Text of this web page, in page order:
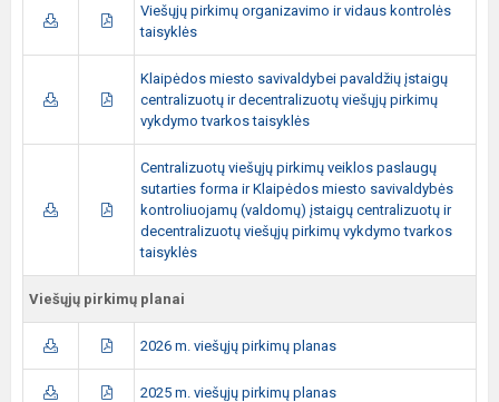
Viešųjų pirkimų organizavimo ir vidaus kontrolės
taisyklės
Klaipėdos miesto savivaldybei pavaldžių įstaigų
centralizuotų ir decentralizuotų viešųjų pirkimų
vykdymo tvarkos taisyklės
Centralizuotų viešųjų pirkimų veiklos paslaugų
sutarties forma ir Klaipėdos miesto savivaldybės
kontroliuojamų (valdomų) įstaigų centralizuotų ir
decentralizuotų viešųjų pirkimų vykdymo tvarkos
taisyklės
Viešųjų pirkimų planai
2026 m. viešųjų pirkimų planas
2025 m. viešųjų pirkimų planas